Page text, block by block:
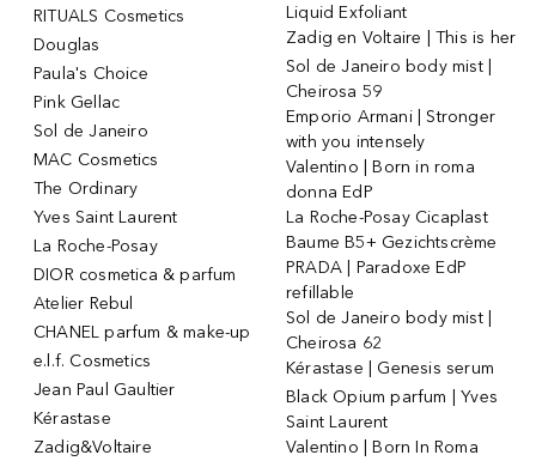
RITUALS Cosmetics
Douglas
Paula's Choice
Pink Gellac
Sol de Janeiro
MAC Cosmetics
The Ordinary
Yves Saint Laurent
La Roche-Posay
DIOR cosmetica & parfum
Atelier Rebul
CHANEL parfum & make-up
e.l.f. Cosmetics
Jean Paul Gaultier
Kérastase
Zadig&Voltaire
Liquid Exfoliant
Zadig en Voltaire | This is her
Sol de Janeiro body mist |
Cheirosa 59
Emporio Armani | Stronger
with you intensely
Valentino | Born in roma
donna EdP
La Roche-Posay Cicaplast
Baume B5+ Gezichtscrème
PRADA | Paradoxe EdP
refillable
Sol de Janeiro body mist |
Cheirosa 62
Kérastase | Genesis serum
Black Opium parfum | Yves
Saint Laurent
Valentino | Born In Roma